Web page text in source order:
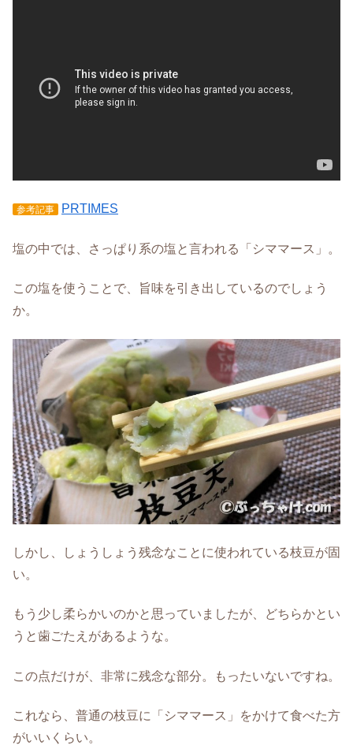
参考記事 PRTIMES
塩の中では、さっぱり系の塩と言われる「シママース」。
この塩を使うことで、旨味を引き出しているのでしょう
か。
しかし、しょうしょう残念なことに使われている枝豆が固
い。
もう少し柔らかいのかと思っていましたが、どちらかとい
うと歯ごたえがあるような。
この点だけが、非常に残念な部分。もったいないですね。
これなら、普通の枝豆に「シママース」をかけて食べた方
がいいくらい。